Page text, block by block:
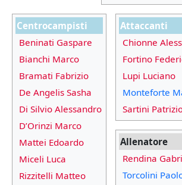
Centrocampisti
Beninati Gaspare
Bianchi Marco
Bramati Fabrizio
De Angelis Sasha
Di Silvio Alessandro
D’Orinzi Marco
Mattei Edoardo
Miceli Luca
Rizzitelli Matteo
Attaccanti
Chionne
Fortino
Lupi Luciano
Monteforte
Sartini
Allenatore
Rendina
Torcolini